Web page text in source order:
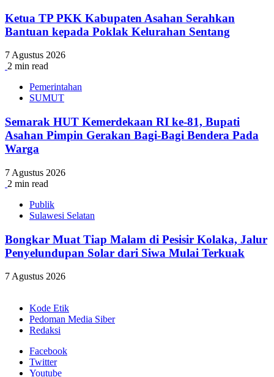
Ketua TP PKK Kabupaten Asahan Serahkan
Bantuan kepada Poklak Kelurahan Sentang
7 Agustus 2026
2 min read
Pemerintahan
SUMUT
Semarak HUT Kemerdekaan RI ke-81, Bupati
Asahan Pimpin Gerakan Bagi-Bagi Bendera Pada
Warga
7 Agustus 2026
2 min read
Publik
Sulawesi Selatan
Bongkar Muat Tiap Malam di Pesisir Kolaka, Jalur
Penyelundupan Solar dari Siwa Mulai Terkuak
7 Agustus 2026
Kode Etik
Pedoman Media Siber
Redaksi
Facebook
Twitter
Youtube